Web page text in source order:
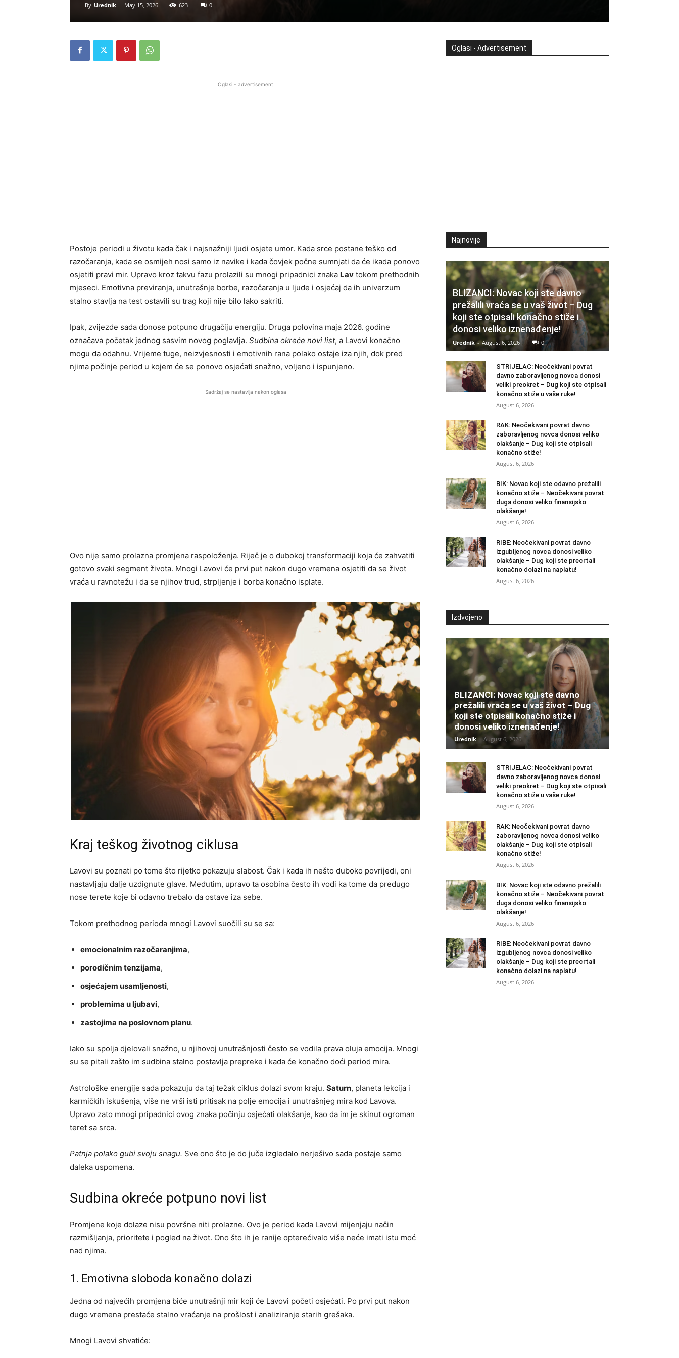
By Urednik - May 15, 2026 623 0
Oglasi - advertisement
Postoje periodi u životu kada čak i najsnažniji ljudi osjete umor. Kada srce postane teško od
razočaranja, kada se osmijeh nosi samo iz navike i kada čovjek počne sumnjati da će ikada ponovo
osjetiti pravi mir. Upravo kroz takvu fazu prolazili su mnogi pripadnici znaka Lav tokom prethodnih
mjeseci. Emotivna previranja, unutrašnje borbe, razočaranja u ljude i osjećaj da ih univerzum
stalno stavlja na test ostavili su trag koji nije bilo lako sakriti.
Ipak, zvijezde sada donose potpuno drugačiju energiju. Druga polovina maja 2026. godine
označava početak jednog sasvim novog poglavlja. Sudbina okreće novi list, a Lavovi konačno
mogu da odahnu. Vrijeme tuge, neizvjesnosti i emotivnih rana polako ostaje iza njih, dok pred
njima počinje period u kojem će se ponovo osjećati snažno, voljeno i ispunjeno.
Sadržaj se nastavlja nakon oglasa
Ovo nije samo prolazna promjena raspoloženja. Riječ je o dubokoj transformaciji koja će zahvatiti
gotovo svaki segment života. Mnogi Lavovi će prvi put nakon dugo vremena osjetiti da se život
vraća u ravnotežu i da se njihov trud, strpljenje i borba konačno isplate.
Kraj teškog životnog ciklusa
Lavovi su poznati po tome što rijetko pokazuju slabost. Čak i kada ih nešto duboko povrijedi, oni
nastavljaju dalje uzdignute glave. Međutim, upravo ta osobina često ih vodi ka tome da predugo
nose terete koje bi odavno trebalo da ostave iza sebe.
Tokom prethodnog perioda mnogi Lavovi suočili su se sa:
emocionalnim razočaranjima,
porodičnim tenzijama,
osjećajem usamljenosti,
problemima u ljubavi,
zastojima na poslovnom planu.
Iako su spolja djelovali snažno, u njihovoj unutrašnjosti često se vodila prava oluja emocija. Mnogi
su se pitali zašto im sudbina stalno postavlja prepreke i kada će konačno doći period mira.
Astrološke energije sada pokazuju da taj težak ciklus dolazi svom kraju. Saturn, planeta lekcija i
karmičkih iskušenja, više ne vrši isti pritisak na polje emocija i unutrašnjeg mira kod Lavova.
Upravo zato mnogi pripadnici ovog znaka počinju osjećati olakšanje, kao da im je skinut ogroman
teret sa srca.
Patnja polako gubi svoju snagu. Sve ono što je do juče izgledalo nerješivo sada postaje samo
daleka uspomena.
Sudbina okreće potpuno novi list
Promjene koje dolaze nisu površne niti prolazne. Ovo je period kada Lavovi mijenjaju način
razmišljanja, prioritete i pogled na život. Ono što ih je ranije opterećivalo više neće imati istu moć
nad njima.
1. Emotivna sloboda konačno dolazi
Jedna od najvećih promjena biće unutrašnji mir koji će Lavovi početi osjećati. Po prvi put nakon
dugo vremena prestaće stalno vraćanje na prošlost i analiziranje starih grešaka.
Mnogi Lavovi shvatiće:
Oglasi - Advertisement
Najnovije
BLIZANCI: Novac koji ste davno
prežalili vraća se u vaš život – Dug
koji ste otpisali konačno stiže i
donosi veliko iznenađenje!
Urednik - August 6, 2026 0
STRIJELAC: Neočekivani povrat
davno zaboravljenog novca donosi
veliki preokret – Dug koji ste otpisali
konačno stiže u vaše ruke!
August 6, 2026
RAK: Neočekivani povrat davno
zaboravljenog novca donosi veliko
olakšanje – Dug koji ste otpisali
konačno stiže!
August 6, 2026
BIK: Novac koji ste odavno prežalili
konačno stiže – Neočekivani povrat
duga donosi veliko finansijsko
olakšanje!
August 6, 2026
RIBE: Neočekivani povrat davno
izgubljenog novca donosi veliko
olakšanje – Dug koji ste precrtali
konačno dolazi na naplatu!
August 6, 2026
Izdvojeno
BLIZANCI: Novac koji ste davno
prežalili vraća se u vaš život – Dug
koji ste otpisali konačno stiže i
donosi veliko iznenađenje!
Urednik - August 6, 2026
STRIJELAC: Neočekivani povrat
davno zaboravljenog novca donosi
veliki preokret – Dug koji ste otpisali
konačno stiže u vaše ruke!
August 6, 2026
RAK: Neočekivani povrat davno
zaboravljenog novca donosi veliko
olakšanje – Dug koji ste otpisali
konačno stiže!
August 6, 2026
BIK: Novac koji ste odavno prežalili
konačno stiže – Neočekivani povrat
duga donosi veliko finansijsko
olakšanje!
August 6, 2026
RIBE: Neočekivani povrat davno
izgubljenog novca donosi veliko
olakšanje – Dug koji ste precrtali
konačno dolazi na naplatu!
August 6, 2026